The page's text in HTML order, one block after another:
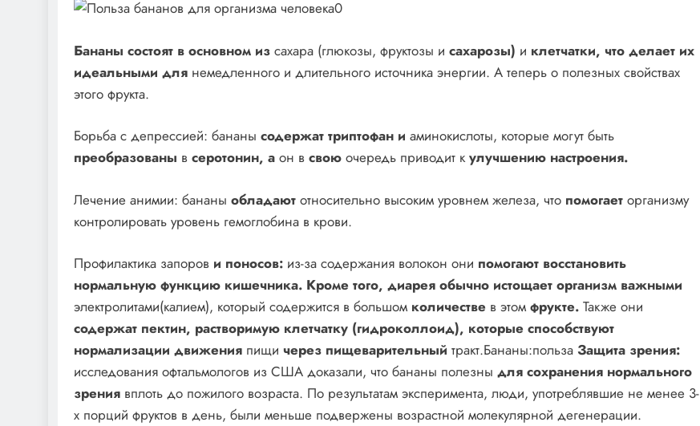
Бананы состоят в основном из сахара (глюкозы, фруктозы и сахарозы) и клетчатки, что делает их
идеальными для немедленного и длительного источника энергии. А теперь о полезных свойствах
этого фрукта.
Борьба с депрессией: бананы содержат триптофан и аминокислоты, которые могут быть
преобразованы в серотонин, а он в свою очередь приводит кулучшению настроения.
Лечение анимии: бананы обладают относительно высоким уровнем железа, что помогает организму
контролировать уровень гемоглобина в крови.
Профилактика запоров и поносов: из-за содержания волокон они помогают восстановить
нормальную функцию кишечника. Кроме того, диарея обычно истощает организм важными
электролитами(калием), который содержится в большом количестве в этом фрукте. Также они
содержат пектин, растворимую клетчатку (гидроколлоид), которые способствуют
нормализации движения пищи через пищеварительный тракт.Бананы:польза Защита зрения:
исследования офтальмологов из США доказали, что бананы полезны для сохранения нормального
зрения вплоть до пожилого возраста. По результатам эксперимента, люди, употреблявшие не менее 3-
х порций фруктов в день, были меньше подвержены возрастной молекулярной дегенерации.